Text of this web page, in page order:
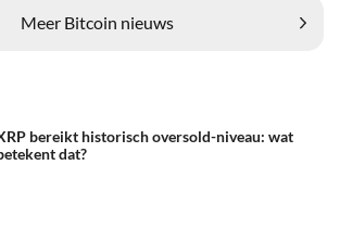
Meer Bitcoin nieuws
bereikt historisch oversold-niveau: wat
dat?